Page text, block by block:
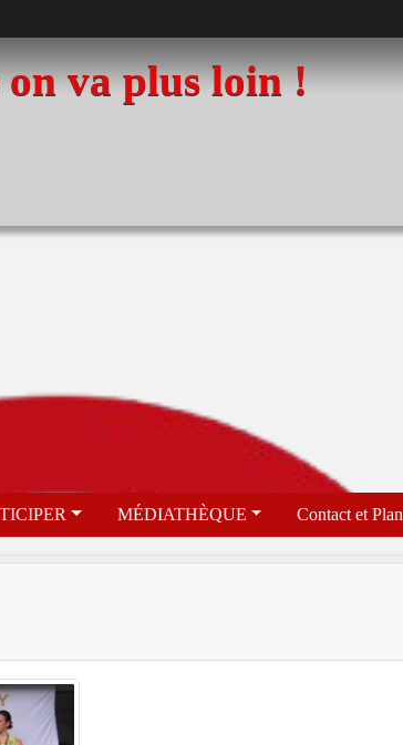
on va plus loin !
MÉDIATHÈQUE Contact et Plan